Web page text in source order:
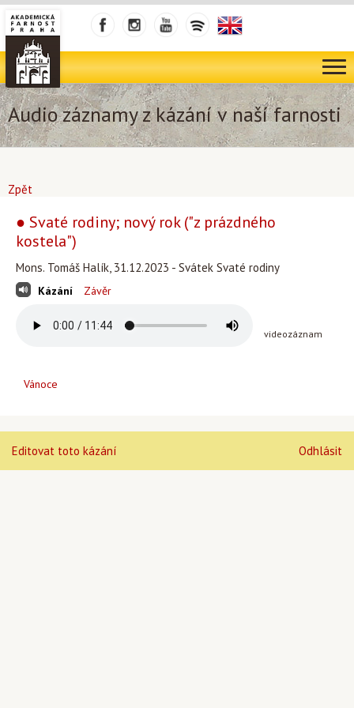
Audio záznamy z kázání v naší farnosti
Zpět
● Svaté rodiny; nový rok ("z prázdného
kostela")
Mons. Tomáš Halík, 31.12.2023 - Svátek Svaté rodiny
Kázání Závěr
videozáznam
Vánoce
Editovat toto kázání Odhlásit